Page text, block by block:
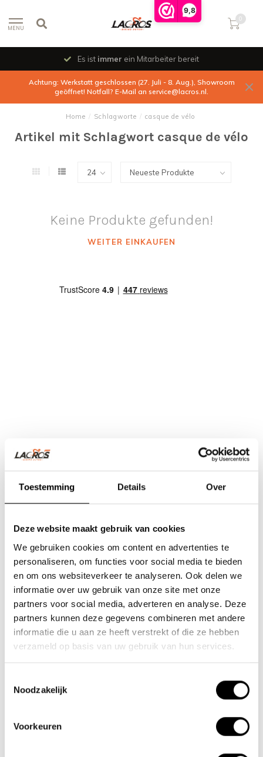
9,8
Toestemming Details Over
Deze website maakt gebruik van cookies
We gebruiken cookies om content en advertenties te
personaliseren, om functies voor social media te bieden
en om ons websiteverkeer te analyseren. Ook delen we
informatie over uw gebruik van onze site met onze
partners voor social media, adverteren en analyse. Deze
partners kunnen deze gegevens combineren met andere
informatie die u aan ze heeft verstrekt of die ze hebben
verzameld op basis van uw gebruik van hun services.
Noodzakelijk
Voorkeuren
MENU
0
Es ist immer ein Mitarbeiter bereit
Achtung: Werkstatt geschlossen (27. Juli - 8. Aug.), Showroom
geöffnet! Notfall? E-Mail an service@lacros.nl.
Home / Schlagworte / casque de vélo
Artikel mit Schlagwort casque de vélo
Keine Produkte gefunden!
WEITER EINKAUFEN
Team Lacros
Nieuwe Eerdsebaan 16, 5482 VS Schijndel Nederland
Handelskammernummer: 62140957
Umsatzsteuer-Identifikationsnummer: NL854680950B01
(+31) 73 203 2487
(+31) 73 203 2487
sales@lacros.nl